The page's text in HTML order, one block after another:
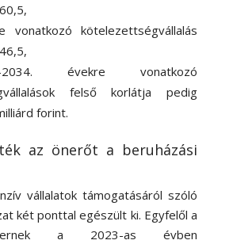
vonatkozó kötelezettségvállalás
évekre vonatkozó
felső korlátja pedig
forint.
az önerőt a beruházási
vállalatok támogatásáról szóló
két ponttal egészült ki. Egyfelől a
a 2023-as évben